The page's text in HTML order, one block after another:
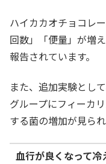
ハイカカオチョコレ
回数」「便量」が増
報告されています。
また、追加実験とし
グループにフィーカ
する菌の増加が見ら
血行が良くなって